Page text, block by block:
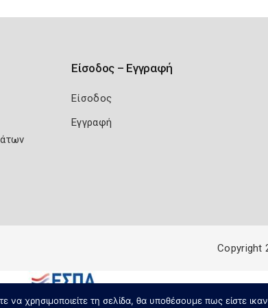
Είσοδος – Εγγραφή
Είσοδος
Εγγραφή
χρησιμοποιείτε τη σελίδα, θα υποθέσουμε πως είστε
Copyright